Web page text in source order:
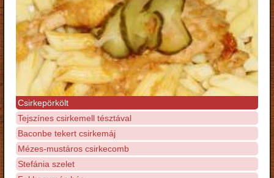
Csirkepörkölt
Tejszínes csirkemell tésztával
Baconbe tekert csirkemáj
Mézes-mustáros csirkecomb
Stefánia szelet